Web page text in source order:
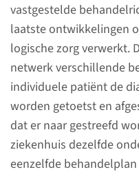
vastgestelde
laatste ontwikkelingen
logische zorg verwerkt.
netwerk verschillende
individuele patiënt de
worden getoetst en
dat er naar gestreefd
ziekenhuis dezelfde
eenzelfde
Informatie
Over het